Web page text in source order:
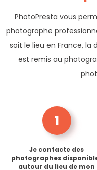
PhotoPresta vous
photographe
soit le lieu en France,
est remis au
1
Je contacte des
photographes
autour du lieu de mon